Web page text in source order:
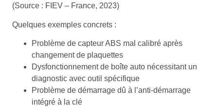
(Source : FIEV – France, 2023)
Quelques exemples concrets :
Problème de capteur ABS mal calibré après
changement de plaquettes
Dysfonctionnement de boîte auto nécessitant un
diagnostic avec outil spécifique
Problème de démarrage dû à l’anti-démarrage
intégré à la clé